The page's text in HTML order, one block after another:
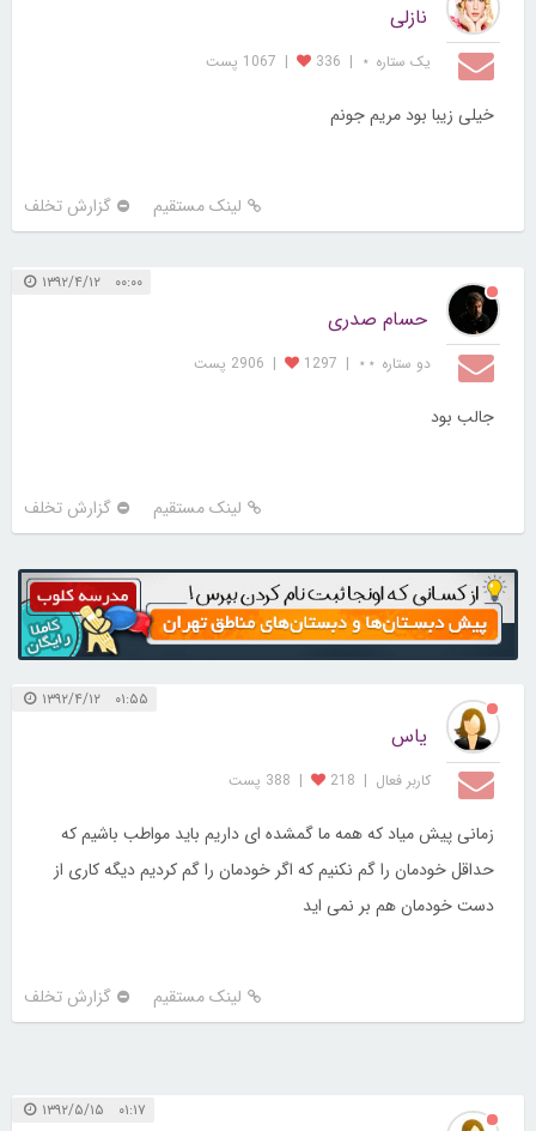
نازلی
یک ستاره ⋆ |
336
| 1067 پست
خیلی زیبا بود مریم جونم
لینک مستقیم گزارش تخلف
۰۰:۰۰ ۱۳۹۲/۴/۱۲
حسام صدری
دو ستاره ⋆⋆ |
1297
| 2906 پست
جالب بود
لینک مستقیم گزارش تخلف
۰۱:۵۵ ۱۳۹۲/۴/۱۲
یاس
کاربر فعال |
218
| 388 پست
زمانی پیش میاد که همه ما گمشده ای داریم باید مواطب باشیم که
حداقل خودمان را گم نکنیم که اگر خودمان را گم کردیم دیگه کاری از
دست خودمان هم بر نمی اید
لینک مستقیم گزارش تخلف
۰۱:۱۷ ۱۳۹۲/۵/۱۵